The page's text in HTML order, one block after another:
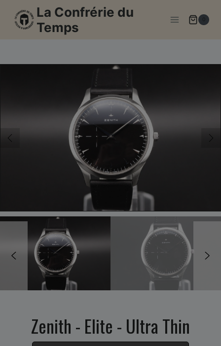
contenu
La Confrérie du
Temps
Zenith - Elite - Ultra Thin